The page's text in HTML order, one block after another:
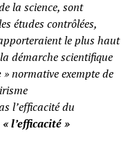
la science, sont
études contrôlées,
le plus haut
démarche scientifique
» normative exempte de
l’efficacité du
«l’efficacité »